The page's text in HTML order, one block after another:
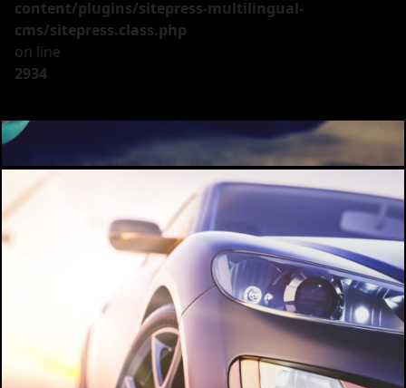
content/plugins/sitepress-multilingual-
cms/sitepress.class.php
on line
2934
Le musée
Les véhicules
A vendre
Investir
Nos services
Privatisation
A propos
Partenaires
Infos pratiques
Contact
Billetterie